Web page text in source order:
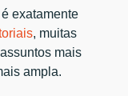
exatamente
, muitas
mais
ampla.